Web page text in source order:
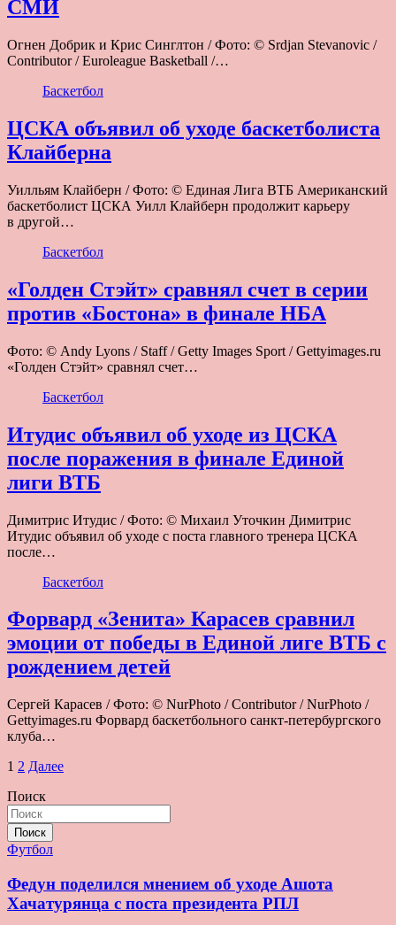
СМИ
Огнен Добрик и Крис Синглтон / Фото: © Srdjan Stevanovic /
Contributor / Euroleague Basketball /…
Баскетбол
ЦСКА объявил об уходе баскетболиста
Клайберна
Уилльям Клайберн / Фото: © Единая Лига ВТБ Американский
баскетболист ЦСКА Уилл Клайберн продолжит карьеру
в другой…
Баскетбол
«Голден Стэйт» сравнял счет в серии
против «Бостона» в финале НБА
Фото: © Andy Lyons / Staff / Getty Images Sport / Gettyimages.ru
«Голден Стэйт» сравнял счет…
Баскетбол
Итудис объявил об уходе из ЦСКА
после поражения в финале Единой
лиги ВТБ
Димитрис Итудис / Фото: © Михаил Уточкин Димитрис
Итудис объявил об уходе с поста главного тренера ЦСКА
после…
Баскетбол
Форвард «Зенита» Карасев сравнил
эмоции от победы в Единой лиге ВТБ с
рождением детей
Сергей Карасев / Фото: © NurPhoto / Contributor / NurPhoto /
Gettyimages.ru Форвард баскетбольного санкт-петербургского
клуба…
Пагинация
записей
1 2 Далее
Поиск
Поиск
Футбол
Федун поделился мнением об уходе Ашота
Хачатурянца с поста президента РПЛ